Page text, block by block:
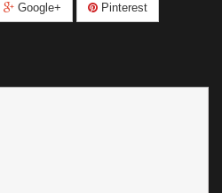
Google+ Pinterest